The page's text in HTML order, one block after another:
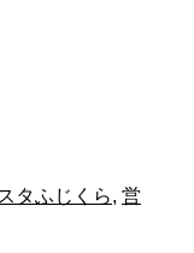
タふじくら 営